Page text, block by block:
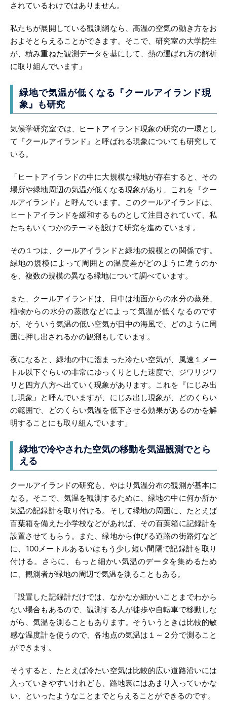
されているわけではありません。
私たちが展開している観測網なら、高温の空気の動き方をお
およそとらえることができます。そこで、研究室の大学院生
が、積み重ねた観測データを基にして、熱の運ばれ方の解析
に取り組んでいます」
緑地で気温が低くなる 『クールアイランド現
象』も研究
気候学研究室では、ヒートアイランド現象の研究の一環とし
て『クールアイランド』と呼ばれる現象についても研究して
いる。
「ヒートアイランドの中に大規模な緑地が存在すると、その
場所や緑地周辺の気温が低くなる現象があり、これを『クー
ルアイランド』と呼んでいます。このクールアイランドは、
ヒートアイランドを緩和するものとして注目されていて、私
たちもいくつかのテーマを設けて研究を進めています。
その１つは、クールアイランドと緑地の規模との関係です。
緑地の規模によって周囲との温度差がどのように違うのか
を、複数の規模の異なる緑地について調べています。
また、クールアイランドは、日中は地面からの水分の蒸発、
植物からの水分の蒸散などによって気温が低くなるのです
が、そういう気温の低い空気が日中の海風で、どのように周
囲に押し出されるかの観測もしています。
夜になると、緑地の中に溜まった冷たい空気が、風速１メー
トル以下ぐらいの非常にゆっくりとした速度で、ジワリジワ
リと四方八方へ出ていく現象があります。これを『にじみ出
し現象』と呼んでいますが、にじみ出し現象が、どのくらい
の範囲で、どのくらい気温を低下させる効果があるのかを解
明することにも取り組んでいます」
緑地で冷やされた空気の移動を気温観測でとら
える
クールアイランドの研究も、やはり気温分布の観測が基本に
なる。そこで、気温を観測するために、緑地の中に何か所か
気温の記録計を取り付ける。そして緑地の周囲に、たとえば
百葉箱を備えた小学校などがあれば、その百葉箱に記録計を
設置させてもらう。また、緑地から伸びる道路の街路灯など
に、100メートルあるいはもう少し短い間隔で記録計を取り
付ける。さらに、もっと細かい気温のデータを集めるため
に、観測者が緑地の周辺で気温を測ることもある。
「設置した記録計だけでは、なかなか細かいことまでわから
ない場合もあるので、観測する人が徒歩や自転車で移動しな
がら、気温を測ることもあります。そういうときは比較的敏
感な温度計を使うので、各地点の気温は１～２分で測ること
ができます。
そうすると、たとえば冷たい空気は比較的広い道路沿いには
入っていきやすいけれども、路地裏にはあまり入っていかな
い、といったようなことまでとらえることができるのです。